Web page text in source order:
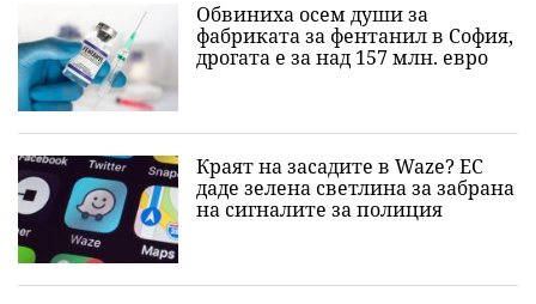
Обвиниха осем души за
фабриката за фентанил в София,
дрогата е за над 157 млн. евро
Краят на засадите в Waze? ЕС
даде зелена светлина за забрана
на сигналите за полиция